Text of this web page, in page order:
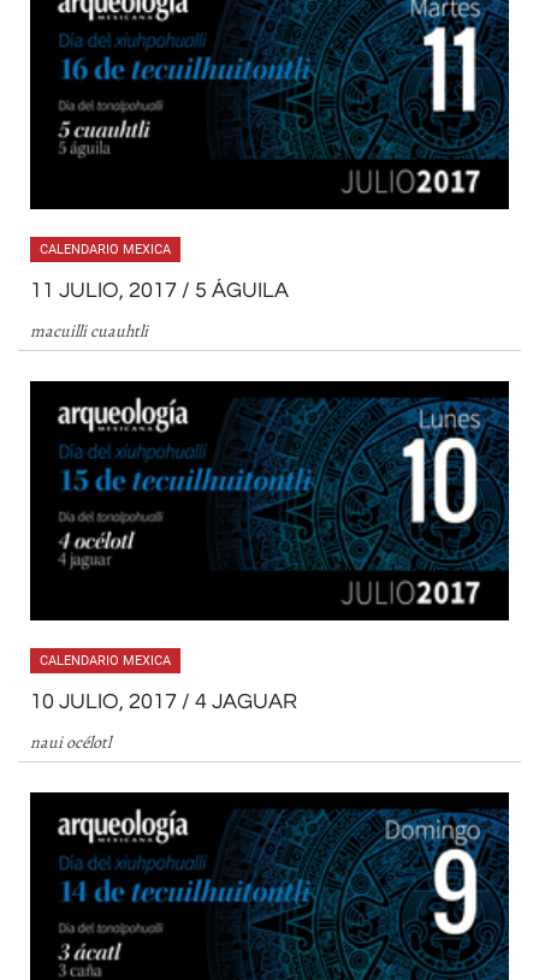
CALENDARIO MEXICA
11 JULIO, 2017 / 5 ÁGUILA
macuilli cuauhtli
CALENDARIO MEXICA
10 JULIO, 2017 / 4 JAGUAR
naui océlotl